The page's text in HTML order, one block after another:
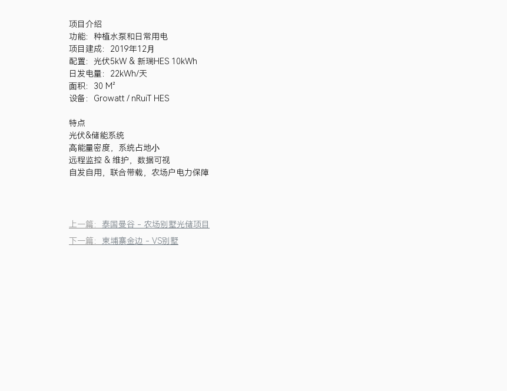
项目介绍
功能：种植水泵和日常用电
项目建成：2019年12⽉
配置：光伏5kW & 新瑞HES 10kWh
日发电量：22kWh/天
⾯积：30 M²
设备：Growatt / nRuiT HES
特点
光伏&储能系统
⾼能量密度，系统占地⼩
远程监控 & 维护，数据可视
自发自用，联合带载，农场户电力保障
上一篇： 泰国曼谷 - 农场别墅光储项目
下一篇： 柬埔寨金边 - VS别墅